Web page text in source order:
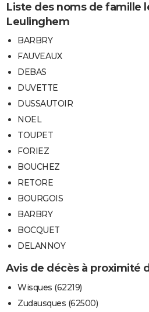
Liste des noms de famille
Leulinghem
BARBRY
FAUVEAUX
DEBAS
DUVETTE
DUSSAUTOIR
NOEL
TOUPET
FORIEZ
BOUCHEZ
RETORE
BOURGOIS
BARBRY
BOCQUET
DELANNOY
Avis de décès à proximité
Wisques (62219)
Zudausques (62500)